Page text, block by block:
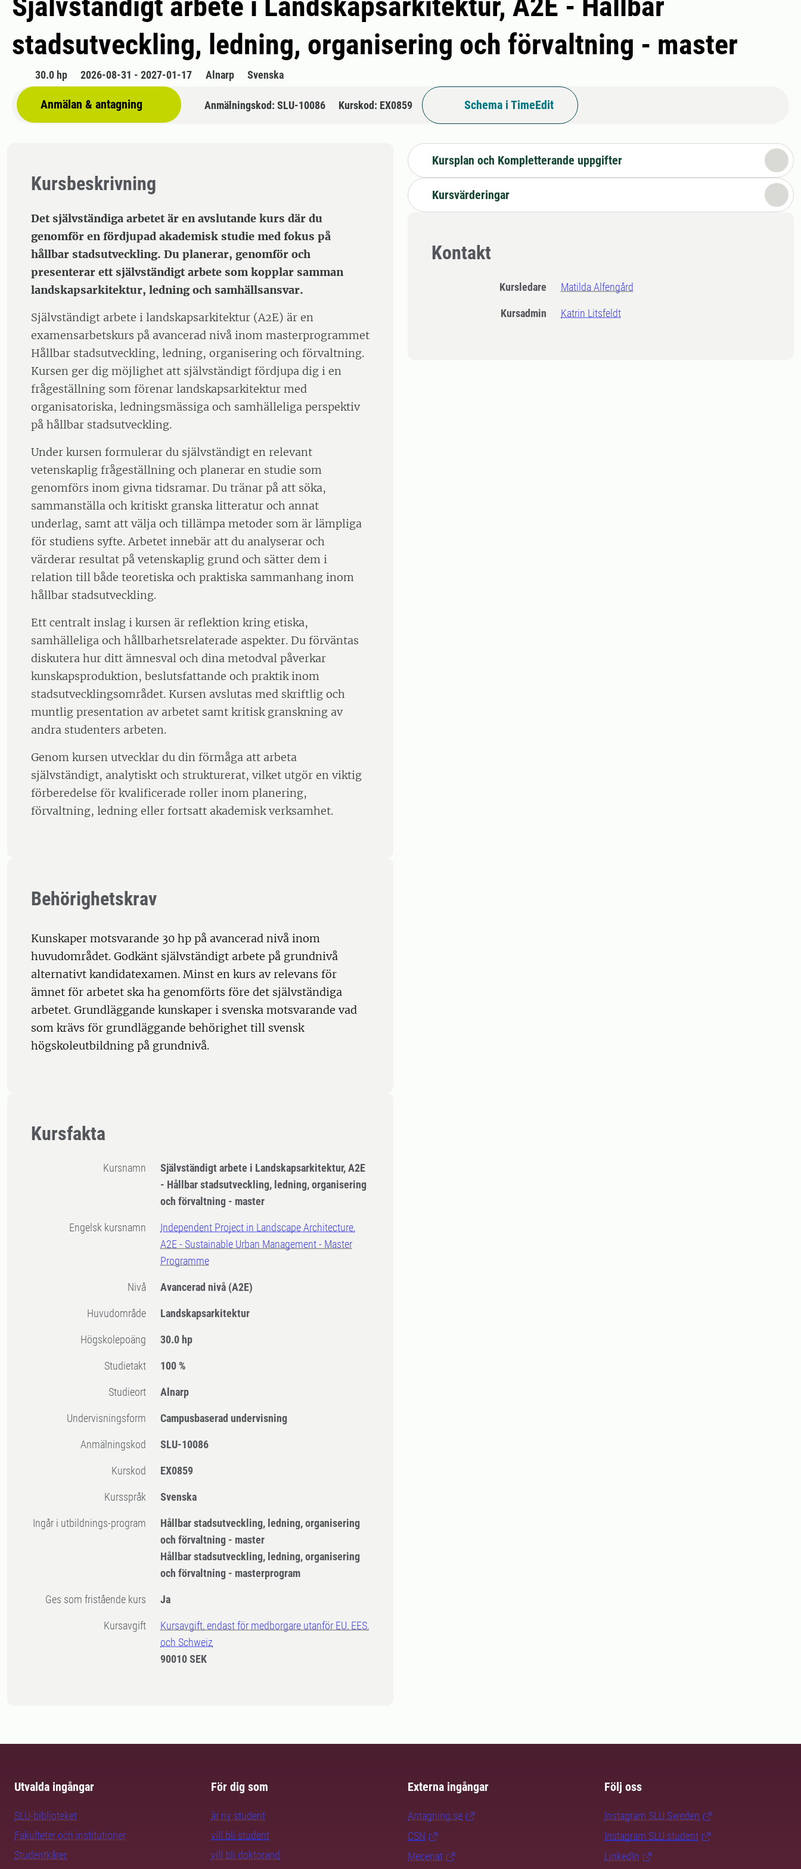
stadsutveckling, ledning, organisering och förvaltning - master
30.0 hp 2026-08-31 - 2027-01-17 Alnarp Svenska
Anmälan & antagning Anmälningskod: SLU-10086 Kurskod: EX0859 Schema i TimeEdit
Kursbeskrivning
Det självständiga arbetet är en avslutande kurs där du
genomför en fördjupad akademisk studie med fokus på
hållbar stadsutveckling. Du planerar, genomför och
presenterar ett självständigt arbete som kopplar samman
landskapsarkitektur, ledning och samhällsansvar.
Självständigt arbete i landskapsarkitektur (A2E) är en
examensarbetskurs på avancerad nivå inom masterprogrammet
Hållbar stadsutveckling, ledning, organisering och förvaltning.
Kursen ger dig möjlighet att självständigt fördjupa dig i en
frågeställning som förenar landskapsarkitektur med
organisatoriska, ledningsmässiga och samhälleliga perspektiv
på hållbar stadsutveckling.
Under kursen formulerar du självständigt en relevant
vetenskaplig frågeställning och planerar en studie som
genomförs inom givna tidsramar. Du tränar på att söka,
sammanställa och kritiskt granska litteratur och annat
underlag, samt att välja och tillämpa metoder som är lämpliga
för studiens syfte. Arbetet innebär att du analyserar och
värderar resultat på vetenskaplig grund och sätter dem i
relation till både teoretiska och praktiska sammanhang inom
hållbar stadsutveckling.
Ett centralt inslag i kursen är reflektion kring etiska,
samhälleliga och hållbarhetsrelaterade aspekter. Du förväntas
diskutera hur ditt ämnesval och dina metodval påverkar
kunskapsproduktion, beslutsfattande och praktik inom
stadsutvecklingsområdet. Kursen avslutas med skriftlig och
muntlig presentation av arbetet samt kritisk granskning av
andra studenters arbeten.
Genom kursen utvecklar du din förmåga att arbeta
självständigt, analytiskt och strukturerat, vilket utgör en viktig
förberedelse för kvalificerade roller inom planering,
förvaltning, ledning eller fortsatt akademisk verksamhet.
Behörighetskrav
Kunskaper motsvarande 30 hp på avancerad nivå inom
huvudområdet. Godkänt självständigt arbete på grundnivå
alternativt kandidatexamen. Minst en kurs av relevans för
ämnet för arbetet ska ha genomförts före det självständiga
arbetet. Grundläggande kunskaper i svenska motsvarande vad
som krävs för grundläggande behörighet till svensk
högskoleutbildning på grundnivå.
Kursfakta
Kursnamn
Självständigt arbete i Landskapsarkitektur, A2E
- Hållbar stadsutveckling, ledning, organisering
och förvaltning - master
Engelsk kursnamn
Independent Project in Landscape Architecture,
A2E - Sustainable Urban Management - Master
Programme
Nivå Avancerad nivå (A2E)
Huvudområde Landskapsarkitektur
högskolepoäng 30.0 hp
Studietakt 100 %
Studieort Alnarp
Undervisningsform Campusbaserad undervisning
Anmälningskod SLU-10086
Kurskod EX0859
Kursspråk Svenska
Ingår i utbildnings-program
Hållbar stadsutveckling, ledning, organisering
och förvaltning - master
Hållbar stadsutveckling, ledning, organisering
och förvaltning - masterprogram
Ges som fristående kurs Ja
Kursavgift
Kursavgift, endast för medborgare utanför EU, EES,
och Schweiz
90010 SEK
Kursplan och Kompletterande uppgifter
Kursvärderingar
Kontakt
Kursledare Matilda Alfengård
Kursadmin Katrin Litsfeldt
Utvalda ingångar
SLU-biblioteket
Fakulteter och institutioner
Studentkårer
För dig som
är ny student
vill bli student
vill bli doktorand
Externa ingångar
Antagning.se
CSN
Mecenat
Följ oss
Instagram SLU.Sweden
Instagram SLU.student
LinkedIn